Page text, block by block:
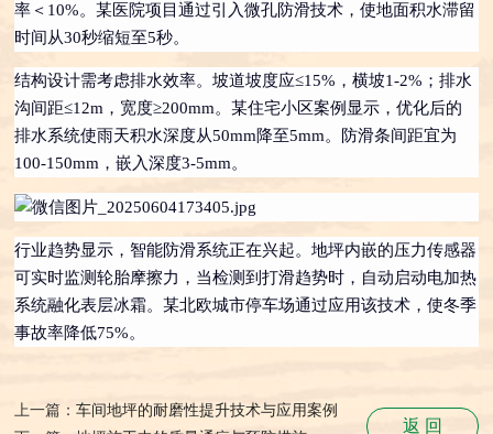
率＜10%。某医院项目通过引入微孔防滑技术，使地面积水滞留
时间从30秒缩短至5秒。
结构设计需考虑排水效率。坡道坡度应≤15%，横坡1-2%；排水
沟间距≤12m，宽度≥200mm。某住宅小区案例显示，优化后的
排水系统使雨天积水深度从50mm降至5mm。防滑条间距宜为
100-150mm，嵌入深度3-5mm。
行业趋势显示，智能防滑系统正在兴起。地坪内嵌的压力传感器
可实时监测轮胎摩擦力，当检测到打滑趋势时，自动启动电加热
系统融化表层冰霜。某北欧城市停车场通过应用该技术，使冬季
事故率降低75%。
上一篇：车间地坪的耐磨性提升技术与应用案例
返 回